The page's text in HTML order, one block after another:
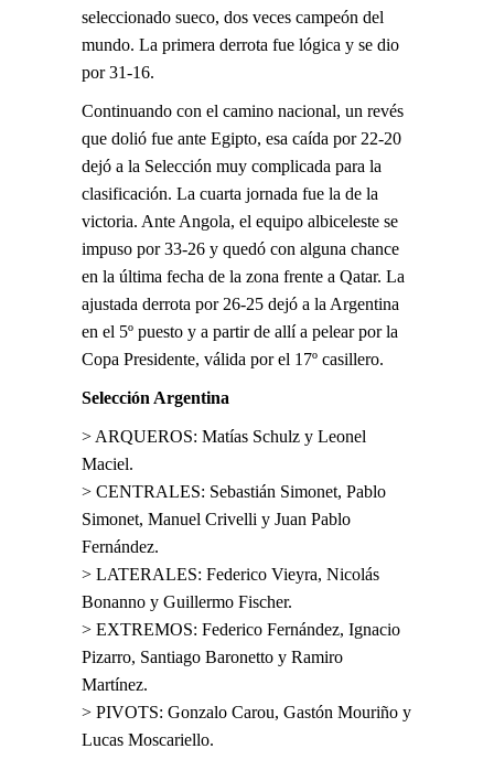
seleccionado sueco, dos veces campeón del
mundo. La primera derrota fue lógica y se dio
por 31-16.
Continuando con el camino nacional, un revés
que dolió fue ante Egipto, esa caída por 22-20
dejó a la Selección muy complicada para la
clasificación. La cuarta jornada fue la de la
victoria. Ante Angola, el equipo albiceleste se
impuso por 33-26 y quedó con alguna chance
en la última fecha de la zona frente a Qatar. La
ajustada derrota por 26-25 dejó a la Argentina
en el 5º puesto y a partir de allí a pelear por la
Copa Presidente, válida por el 17º casillero.
Selección Argentina
> ARQUEROS: Matías Schulz y Leonel
Maciel.
> CENTRALES: Sebastián Simonet, Pablo
Simonet, Manuel Crivelli y Juan Pablo
Fernández.
> LATERALES: Federico Vieyra, Nicolás
Bonanno y Guillermo Fischer.
> EXTREMOS: Federico Fernández, Ignacio
Pizarro, Santiago Baronetto y Ramiro
Martínez.
> PIVOTS: Gonzalo Carou, Gastón Mouriño y
Lucas Moscariello.